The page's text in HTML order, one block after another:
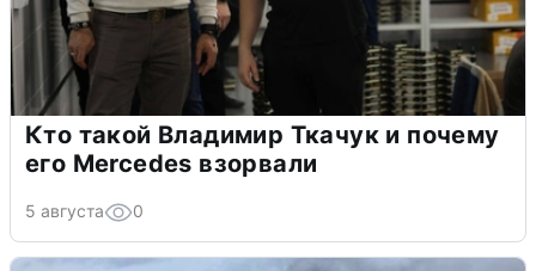
Кто такой Владимир Ткачук и почему
его Mercedes взорвали
5 августа 0